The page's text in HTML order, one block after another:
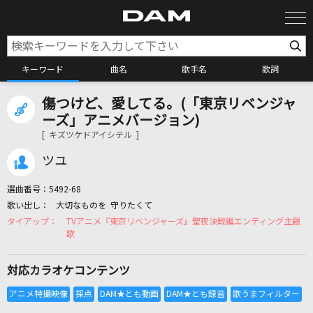
キーワード 曲名 歌手名 歌詞
カラオケ検索
カラオケリクエスト
リアルタイムで歌われている曲の一覧
傷つけど、愛してる。(「東京リベンジャ
ーズ」アニメバージョン)
[ キズツケドアイシテル ]
ツユ
選曲番号： 5492-68
大切なものを 守りたくて
TVアニメ『東京リベンジャーズ』聖夜決戦編エンディング主題
歌
対応カラオケコンテンツ